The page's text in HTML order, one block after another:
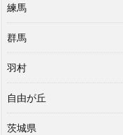
練馬
群馬
羽村
自由が丘
茨城県